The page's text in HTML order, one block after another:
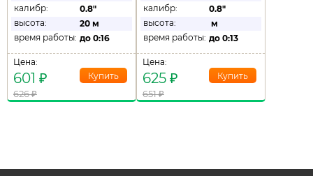
калибр:
0.8"
высота:
20 м
время работы: до 0:16
Цена:
601 ₽
626₽
калибр:
0.8"
высота:
м
время работы: до 0:13
Цена:
625 ₽
651₽